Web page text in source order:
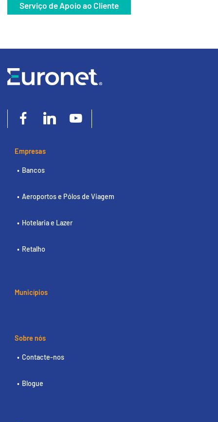
Serviço de Apoio ao Cliente
Empresas
Bancos
Aeroportos e Pólos de Viagem
Hotelaria e Lazer
Retalho
Municípios
Sobre nós
Contacte-nos
Blogue